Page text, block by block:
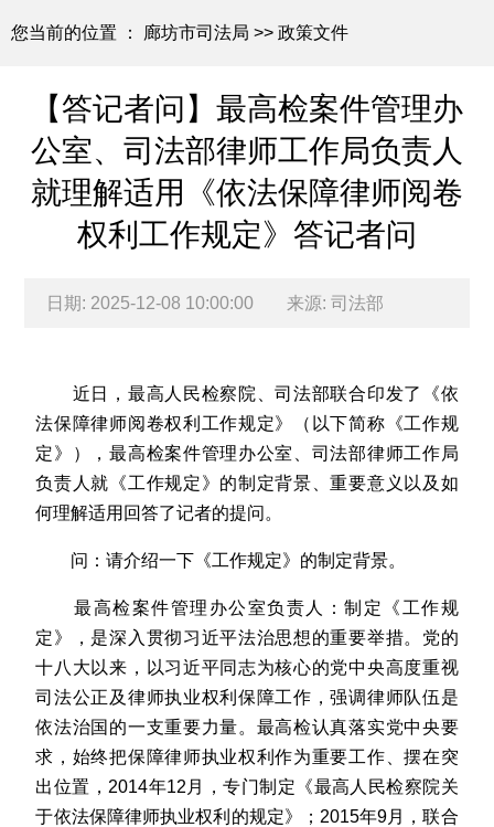
您当前的位置 ： 廊坊市司法局 >> 政策文件
【答记者问】最高检案件管理办
公室、司法部律师工作局负责人
就理解适用《依法保障律师阅卷
权利工作规定》答记者问
日期: 2025-12-08 10:00:00 来源: 司法部
近日，最高人民检察院、司法部联合印发了《依
法保障律师阅卷权利工作规定》（以下简称《工作规
定》），最高检案件管理办公室、司法部律师工作局
负责人就《工作规定》的制定背景、重要意义以及如
何理解适用回答了记者的提问。
问：请介绍一下《工作规定》的制定背景。
最高检案件管理办公室负责人：制定《工作规
定》，是深入贯彻习近平法治思想的重要举措。党的
十八大以来，以习近平同志为核心的党中央高度重视
司法公正及律师执业权利保障工作，强调律师队伍是
依法治国的一支重要力量。最高检认真落实党中央要
求，始终把保障律师执业权利作为重要工作、摆在突
出位置，2014年12月，专门制定《最高人民检察院关
于依法保障律师执业权利的规定》；2015年9月，联合